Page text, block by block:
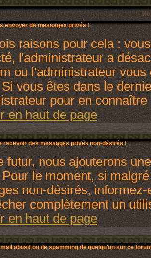
envoyer de messages privés !
raisons pour cela :
l'administrateur a
ou l'administrateur
vous êtes dans le
pour en connaître
en haut de page
recevoir des messages privés non-désirés !
futur, nous ajouterons
le moment, si
non-désirés,
complètement un
en haut de page
abusif ou de spamming de quelqu'un sur ce